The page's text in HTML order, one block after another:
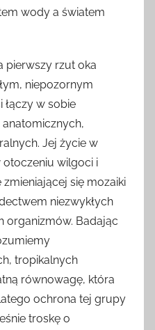
wody a światem
pierwszy rzut oka
niepozornym
łączy w sobie
Jej życie w
otoczeniu wilgoci i
się mozaiki
niezwykłych
organizmów. Badając
tropikalnych
równowagę, która
ochrona tej grupy
troskę o